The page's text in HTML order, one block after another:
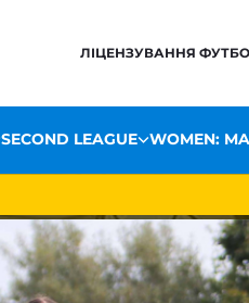
ЛІЦЕНЗУВАННЯ
SECOND LEAGUE WOMEN: